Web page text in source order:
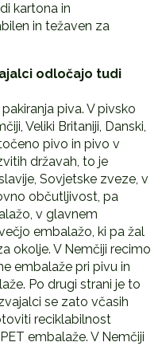
kartona in
in težaven za
odločajo tudi
piva. V pivsko
Veliki Britaniji, Danski,
pivo in pivo v
državah, to je
Sovjetske zveze, v
občutljivost, pa
v glavnem
embalažo, ki pa žal
okolje. V Nemčiji recimo
embalaže pri pivu in
Po drugi strani je to
se zato včasih
reciklabilnost
embalaže. V Nemčiji